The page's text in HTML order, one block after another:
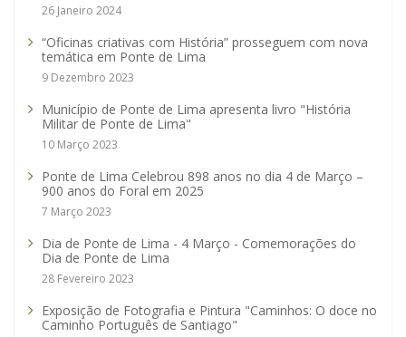
26 Janeiro 2024
“Oficinas criativas com História” prosseguem com nova
temática em Ponte de Lima
9 Dezembro 2023
Município de Ponte de Lima apresenta livro "História
Militar de Ponte de Lima"
10 Março 2023
Ponte de Lima Celebrou 898 anos no dia 4 de Março –
900 anos do Foral em 2025
7 Março 2023
Dia de Ponte de Lima - 4 Março - Comemorações do
Dia de Ponte de Lima
28 Fevereiro 2023
Exposição de Fotografia e Pintura "Caminhos: O doce no
Caminho Português de Santiago"